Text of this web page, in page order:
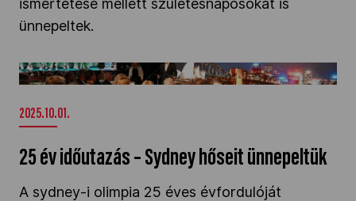
NOB
Társszervezetek
OVEP
Adatbank
ismertetése mellett születésnaposokat is
ünnepeltek.
25 év időutazás – Sydney hőseit ünnepeltük" />
2025.10.01.
25 év időutazás – Sydney hőseit ünnepeltük
A sydney-i olimpia 25 éves évfordulóját